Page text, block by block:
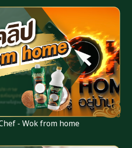
- Wok from home